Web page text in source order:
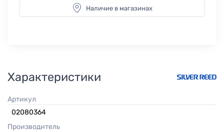
Наличие в магазинах
Характеристики
Артикул
02080364
Производитель